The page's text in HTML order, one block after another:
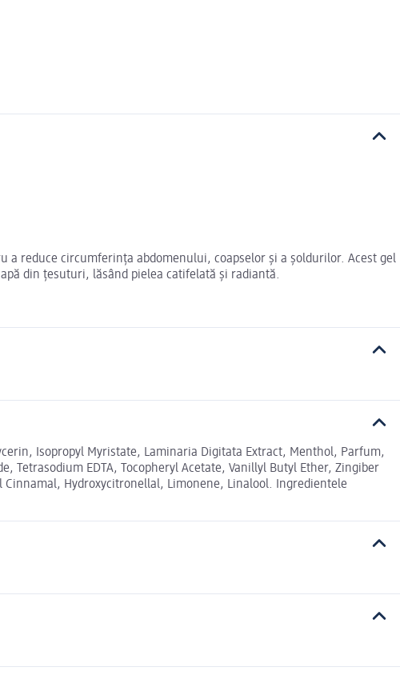
a reduce circumferința abdomenului, coapselor și a șoldurilor. Acest gel
din țesuturi, lăsând pielea catifelată și radiantă.
Isopropyl Myristate, Laminaria Digitata Extract, Menthol, Parfum,
Tetrasodium EDTA, Tocopheryl Acetate, Vanillyl Butyl Ether, Zingiber
Hydroxycitronellal, Limonene, Linalool. Ingredientele